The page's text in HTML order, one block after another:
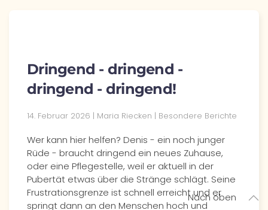
Dringend - dringend -
dringend - dringend!
14. Februar 2026 | Maria Riecken | Besondere Berichte
Wer kann hier helfen? Denis - ein noch junger
Rüde - braucht dringend ein neues Zuhause,
oder eine Pflegestelle, weil er aktuell in der
Pubertät etwas über die Stränge schlägt. Seine
Frustrationsgrenze ist schnell erreicht und er
springt dann an den Menschen hoch und
Nach oben